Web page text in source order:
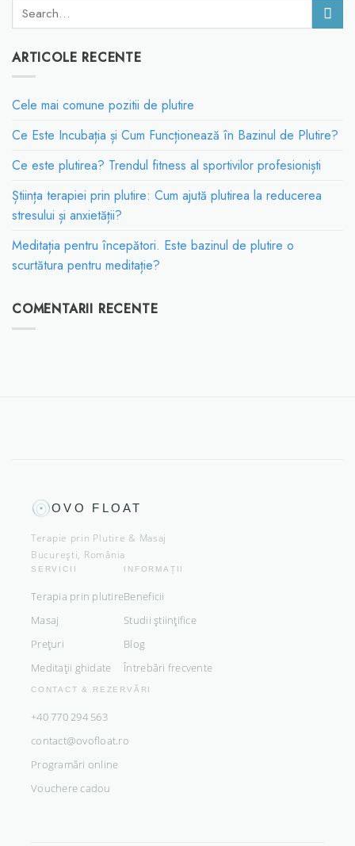
ARTICOLE RECENTE
Cele mai comune pozitii de plutire
Ce Este Incubația și Cum Funcționează în Bazinul de Plutire?
Ce este plutirea? Trendul fitness al sportivilor profesioniști
Știința terapiei prin plutire: Cum ajută plutirea la reducerea
stresului și anxietății?
Meditația pentru începători. Este bazinul de plutire o
scurtătura pentru meditație?
COMENTARII RECENTE
OVO FLOAT
Terapie prin Plutire & Masaj
București, România
SERVICII
Terapia prin plutire
Masaj
Prețuri
Meditații ghidate
INFORMAȚII
Beneficii
Studii științifice
Blog
Întrebări frecvente
CONTACT & REZERVĂRI
+40 770 294 563
contact@ovofloat.ro
Programări online
Vouchere cadou